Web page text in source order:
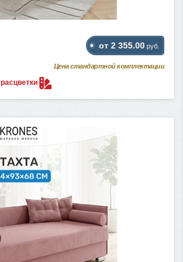
от 2 355.00 руб.
Цена стандартной комплектации
расцветки